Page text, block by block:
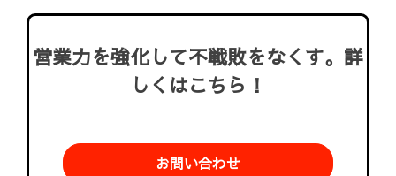
営業力を強化して不戦敗をなくす。詳
しくはこちら！
お問い合わせ